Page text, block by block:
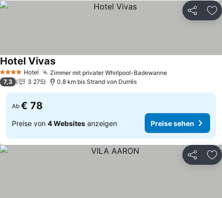
Teilen
4 Sterne Hotel Zimmer mit privater Whirlpool-Badewanne
Hotel Vivas
7,3 3 275 0.8 km bis Strand von Durrës
Ab € 78
Preise von 4 Websites anzeigen Preise sehen
Teilen